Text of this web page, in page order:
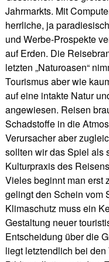
Jahrmarkts. Mit
herrliche, ja
und Werbe-Prospekte
auf Erden. Die
letzten „Naturoasen“
Tourismus aber wie
auf eine intakte Natur
angewiesen. Reisen
Schadstoffe in die
Verursacher aber
sollten wir das Spiel als
Kulturpraxis des
Vieles beginnt man erst
gelingt den Schein vom
Klimaschutz muss ein
Gestaltung neuer
Entscheidung über die
liegt letztendlich bei